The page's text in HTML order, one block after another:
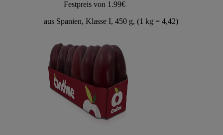
Festpreis von 1.99€
aus Spanien, Klasse I, 450 g, (1 kg = 4,42)